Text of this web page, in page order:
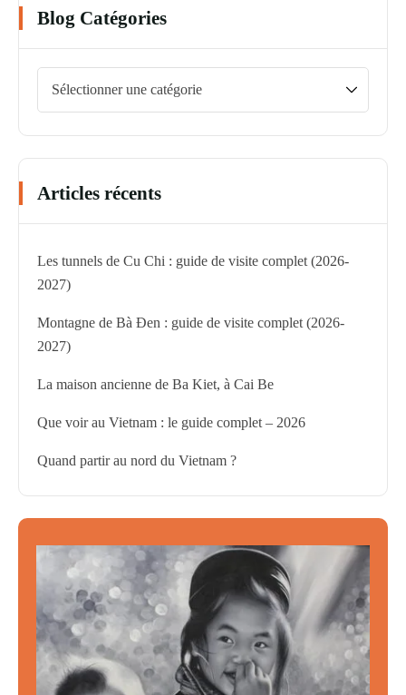
Blog Catégories
Articles récents
Les tunnels de Cu Chi : guide de visite complet (2026-
2027)
Montagne de Bà Đen : guide de visite complet (2026-
2027)
La maison ancienne de Ba Kiet, à Cai Be
Que voir au Vietnam : le guide complet – 2026
Quand partir au nord du Vietnam ?